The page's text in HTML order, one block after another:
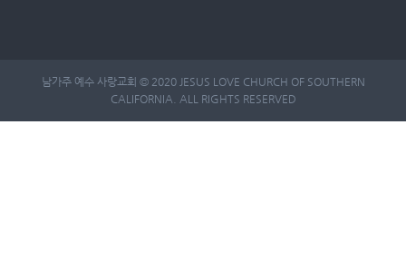
남가주 예수 사랑교회 © 2020 JESUS LOVE CHURCH OF SOUTHERN
CALIFORNIA. ALL RIGHTS RESERVED